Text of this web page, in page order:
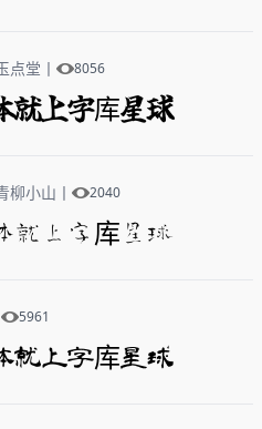
点堂 丨 8056
就上字库星球
柳小山 丨 2040
就上字库星球
5961
就上字库星球